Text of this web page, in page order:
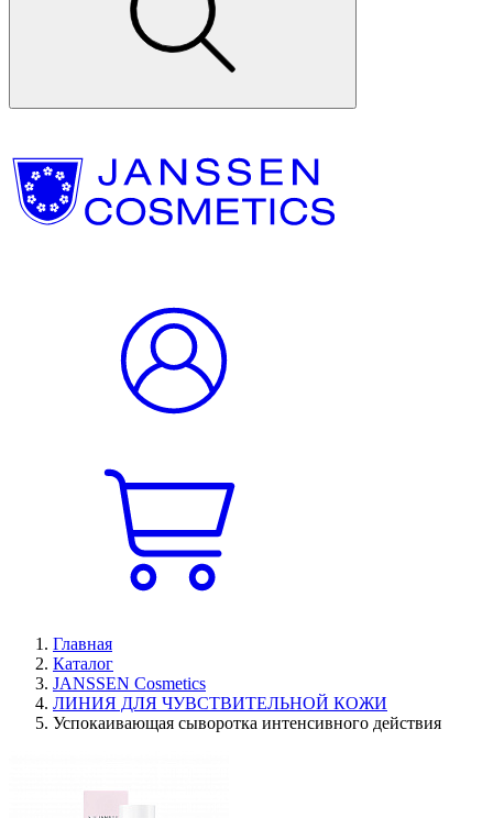
Главная
Каталог
JANSSEN Cosmetics
ЛИНИЯ ДЛЯ ЧУВСТВИТЕЛЬНОЙ КОЖИ
Успокаивающая сыворотка интенсивного действия